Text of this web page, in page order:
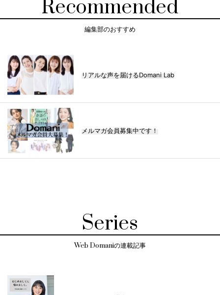
Recommended
編集部のおすすめ
リアルな声を届けるDomani Lab
メルマガ会員募集中です！
Series
Web Domaniの連載記事